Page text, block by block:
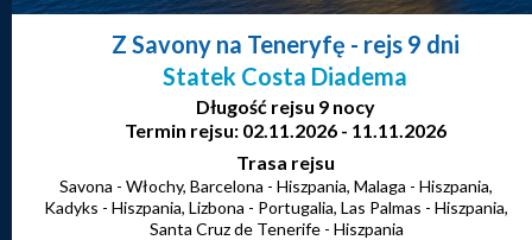
Z Savony na Teneryfę - rejs 9 dni
Statek Costa Diadema
Długość rejsu 9 nocy
Termin rejsu: 02.11.2026 - 11.11.2026
Trasa rejsu
Savona - Włochy, Barcelona - Hiszpania, Malaga - Hiszpania,
Kadyks - Hiszpania, Lizbona - Portugalia, Las Palmas - Hiszpania,
Santa Cruz de Tenerife - Hiszpania